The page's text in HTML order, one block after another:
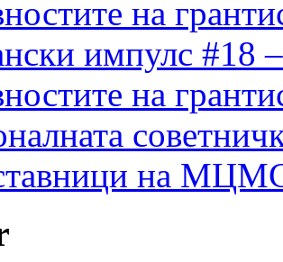
на
импулс #18
на
на МЦМС